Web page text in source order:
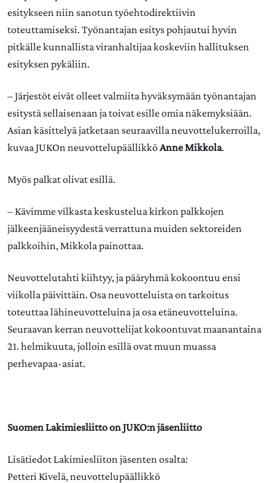
esitykseen niin sanotun työehtodirektiivin
toteuttamiseksi. Työnantajan esitys pohjautui hyvin
pitkälle kunnallista viranhaltijaa koskeviin hallituksen
esityksen pykäliin.
– Järjestöt eivät olleet valmiita hyväksymään työnantajan
esitystä sellaisenaan ja toivat esille omia näkemyksiään.
Asian käsittelyä jatketaan seuraavilla neuvottelukerroilla,
kuvaa JUKOn neuvottelupäällikköAnne Mikkola.
Myös palkat olivat esillä.
– Kävimme vilkasta keskustelua kirkon palkkojen
jälkeenjääneisyydestä verrattuna muiden sektoreiden
palkkoihin, Mikkola painottaa.
Neuvottelutahti kiihtyy, ja pääryhmä kokoontuu ensi
viikolla päivittäin. Osa neuvotteluista on tarkoitus
toteuttaa lähineuvotteluina ja osa etäneuvotteluina.
Seuraavan kerran neuvottelijat kokoontuvat maanantaina
21. helmikuuta, jolloin esillä ovat muun muassa
perhevapaa-asiat.
Suomen Lakimiesliitto on JUKO:n jäsenliitto
Lisätiedot Lakimiesliiton jäsenten osalta:
Petteri Kivelä, neuvottelupäällikkö